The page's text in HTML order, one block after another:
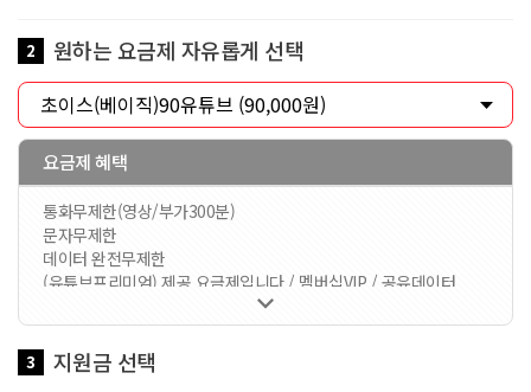
2 원하는 요금제 자유롭게 선택
요금제 혜택
통화무제한(영상/부가300분)
문자무제한
데이터 완전무제한
(유튜브프리미엄) 제공 요금제입니다 / 멤버십VIP / 공유데이터
60GB 제공 / 로밍데이터 100Kbps / 데이터쉐어링 1회선 무료 / 만
18세 이하 가입시 스쿨덤(공유데이터 2배 제공+스마트기기 or 데이
터쉐어링 1회선 무료+안심박스)자동적용 / 만19세이상 ~ 만34세이
하 가입시 Y덤(공유데이터 2배 제공+스마트기기 or 데이터쉐어링 1

3 지원금 선택